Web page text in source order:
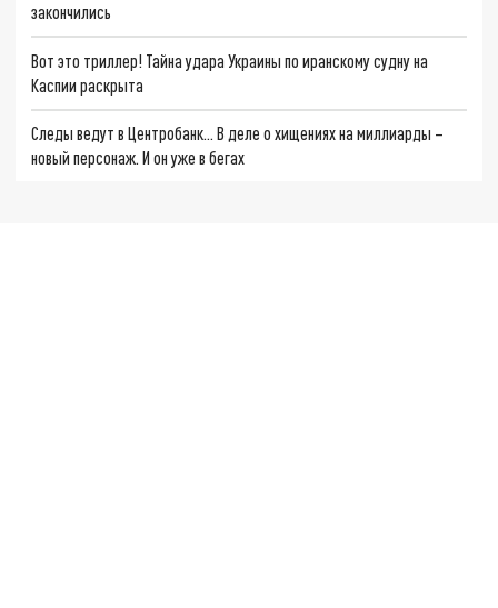
закончились
Вот это триллер! Тайна удара Украины по иранскому судну на
Каспии раскрыта
Следы ведут в Центробанк… В деле о хищениях на миллиарды –
новый персонаж. И он уже в бегах